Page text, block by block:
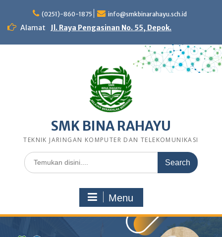
content
(0251)-860-1875 info@smkbinarahayu.sch.id
Alamat Jl. Raya Pengasinan No. 55, Depok.
SMK BINA RAHAYU
TEKNIK JARINGAN KOMPUTER DAN TELEKOMUNIKASI
Search
for:
Menu